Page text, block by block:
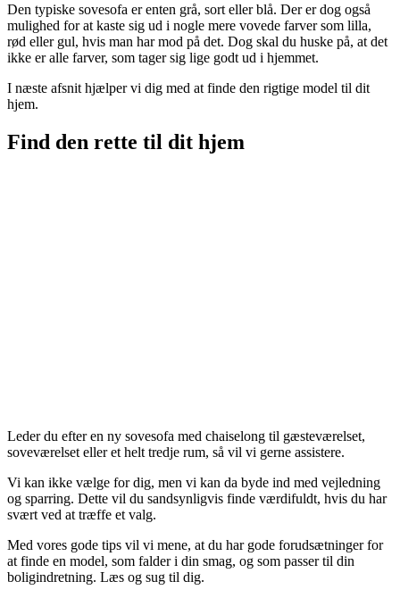
Den typiske sovesofa er enten grå, sort eller blå. Der er dog også
mulighed for at kaste sig ud i nogle mere vovede farver som lilla,
rød eller gul, hvis man har mod på det. Dog skal du huske på, at det
ikke er alle farver, som tager sig lige godt ud i hjemmet.
I næste afsnit hjælper vi dig med at finde den rigtige model til dit
hjem.
Find den rette til dit hjem
Leder du efter en ny sovesofa med chaiselong til gæsteværelset,
soveværelset eller et helt tredje rum, så vil vi gerne assistere.
Vi kan ikke vælge for dig, men vi kan da byde ind med vejledning
og sparring. Dette vil du sandsynligvis finde værdifuldt, hvis du har
svært ved at træffe et valg.
Med vores gode tips vil vi mene, at du har gode forudsætninger for
at finde en model, som falder i din smag, og som passer til din
boligindretning. Læs og sug til dig.